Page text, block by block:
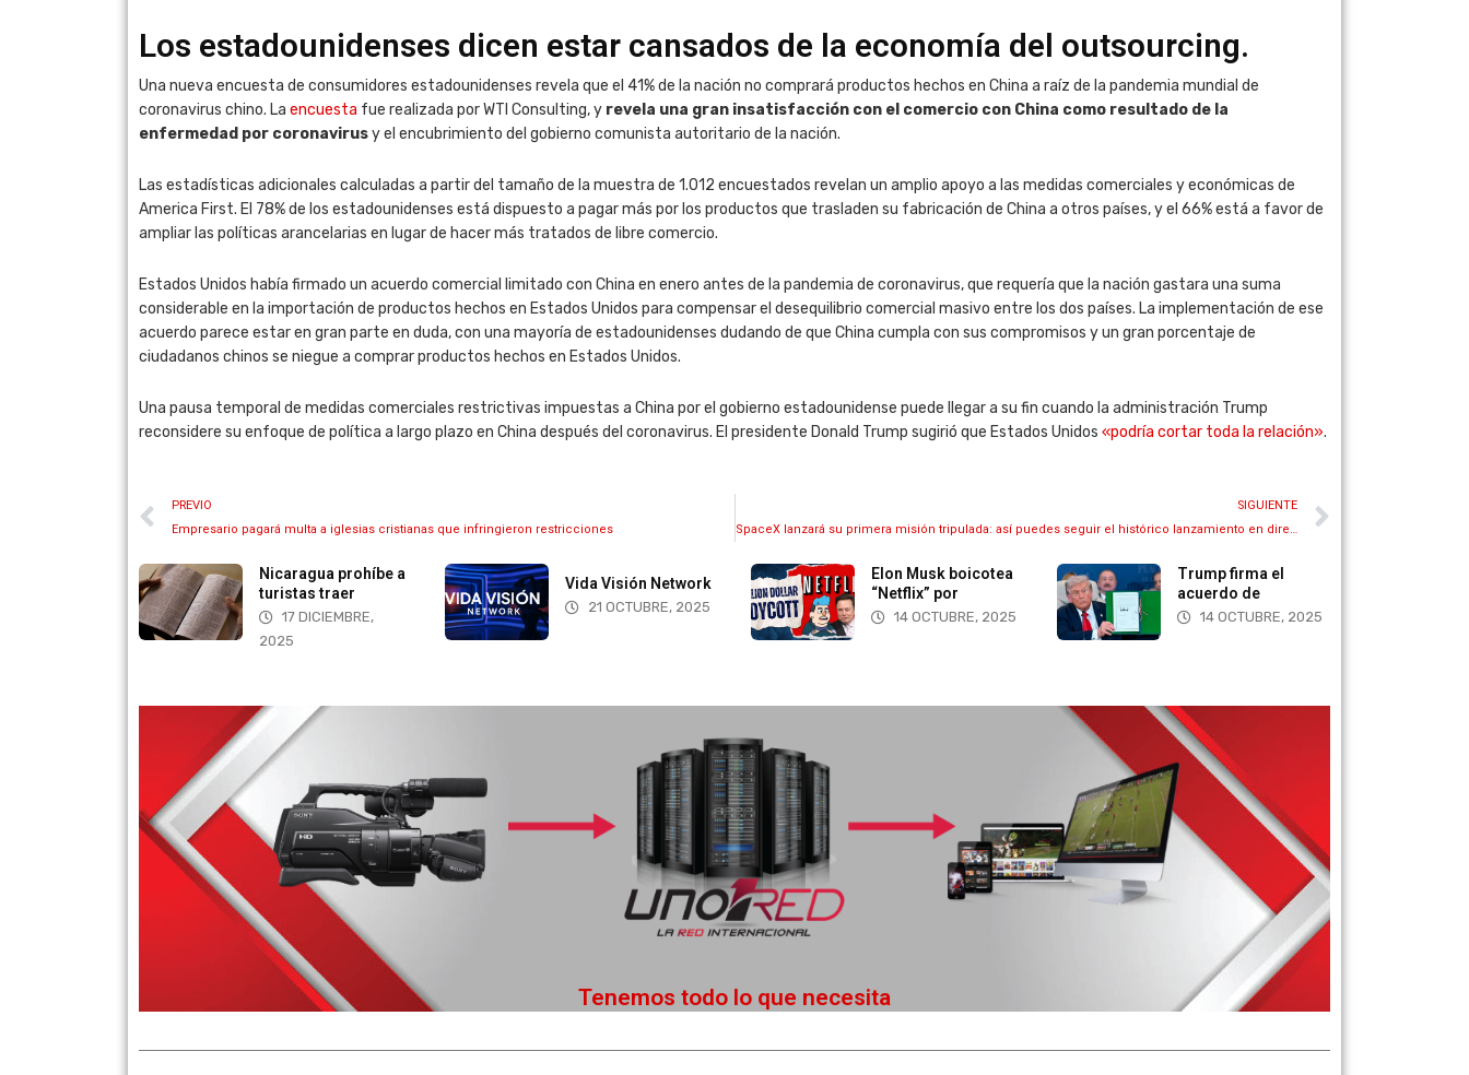
Los estadounidenses dicen estar cansados ​​de la economía del outsourcing.
Una nueva encuesta de consumidores estadounidenses revela que el 41% de la nación no comprará productos hechos en China a raíz de la pandemia mundial de
coronavirus chino. La encuesta fue realizada por WTI Consulting, y revela una gran insatisfacción con el comercio con China como resultado de la
enfermedad por coronavirusy el encubrimiento del gobierno comunista autoritario de la nación.
Las estadísticas adicionales calculadas a partir del tamaño de la muestra de 1.012 encuestados revelan un amplio apoyo a las medidas comerciales y económicas de
America First. El 78% de los estadounidenses está dispuesto a pagar más por los productos que trasladen su fabricación de China a otros países, y el 66% está a favor de
ampliar las políticas arancelarias en lugar de hacer más tratados de libre comercio.
Estados Unidos había firmado un acuerdo comercial limitado con China en enero antes de la pandemia de coronavirus, que requería que la nación gastara una suma
considerable en la importación de productos hechos en Estados Unidos para compensar el desequilibrio comercial masivo entre los dos países. La implementación de ese
acuerdo parece estar en gran parte en duda, con una mayoría de estadounidenses dudando de que China cumpla con sus compromisos y un gran porcentaje de
ciudadanos chinos se niegue a comprar productos hechos en Estados Unidos.
Una pausa temporal de medidas comerciales restrictivas impuestas a China por el gobierno estadounidense puede llegar a su fin cuando la administración Trump
reconsidere su enfoque de política a largo plazo en China después del coronavirus. El presidente Donald Trump sugirió que Estados Unidos «podría cortar toda la relación».
PREVIO
Empresario pagará multa a iglesias cristianas que infringieron restricciones
SIGUIENTE
SpaceX lanzará su primera misión tripulada: así puedes seguir el histórico lanzamiento en directo
Nicaragua prohíbe a
turistas traer
17 DICIEMBRE,
2025
Vida Visión Network
21 OCTUBRE, 2025
Elon Musk boicotea
“Netflix” por
14 OCTUBRE, 2025
Trump firma el
acuerdo de
14 OCTUBRE, 2025
Tenemos todo lo que necesita
Beneficios increibles
Activación en menos de 24 hrs
Transmita en vivo en diferentes canales como Web, Facebook, Youtube y móvil.
¡Transmita desde la nube! Ofrecemos servicios virtuales en la nube para que transmita sin necesdad de tener sus propios equipos.
Más información